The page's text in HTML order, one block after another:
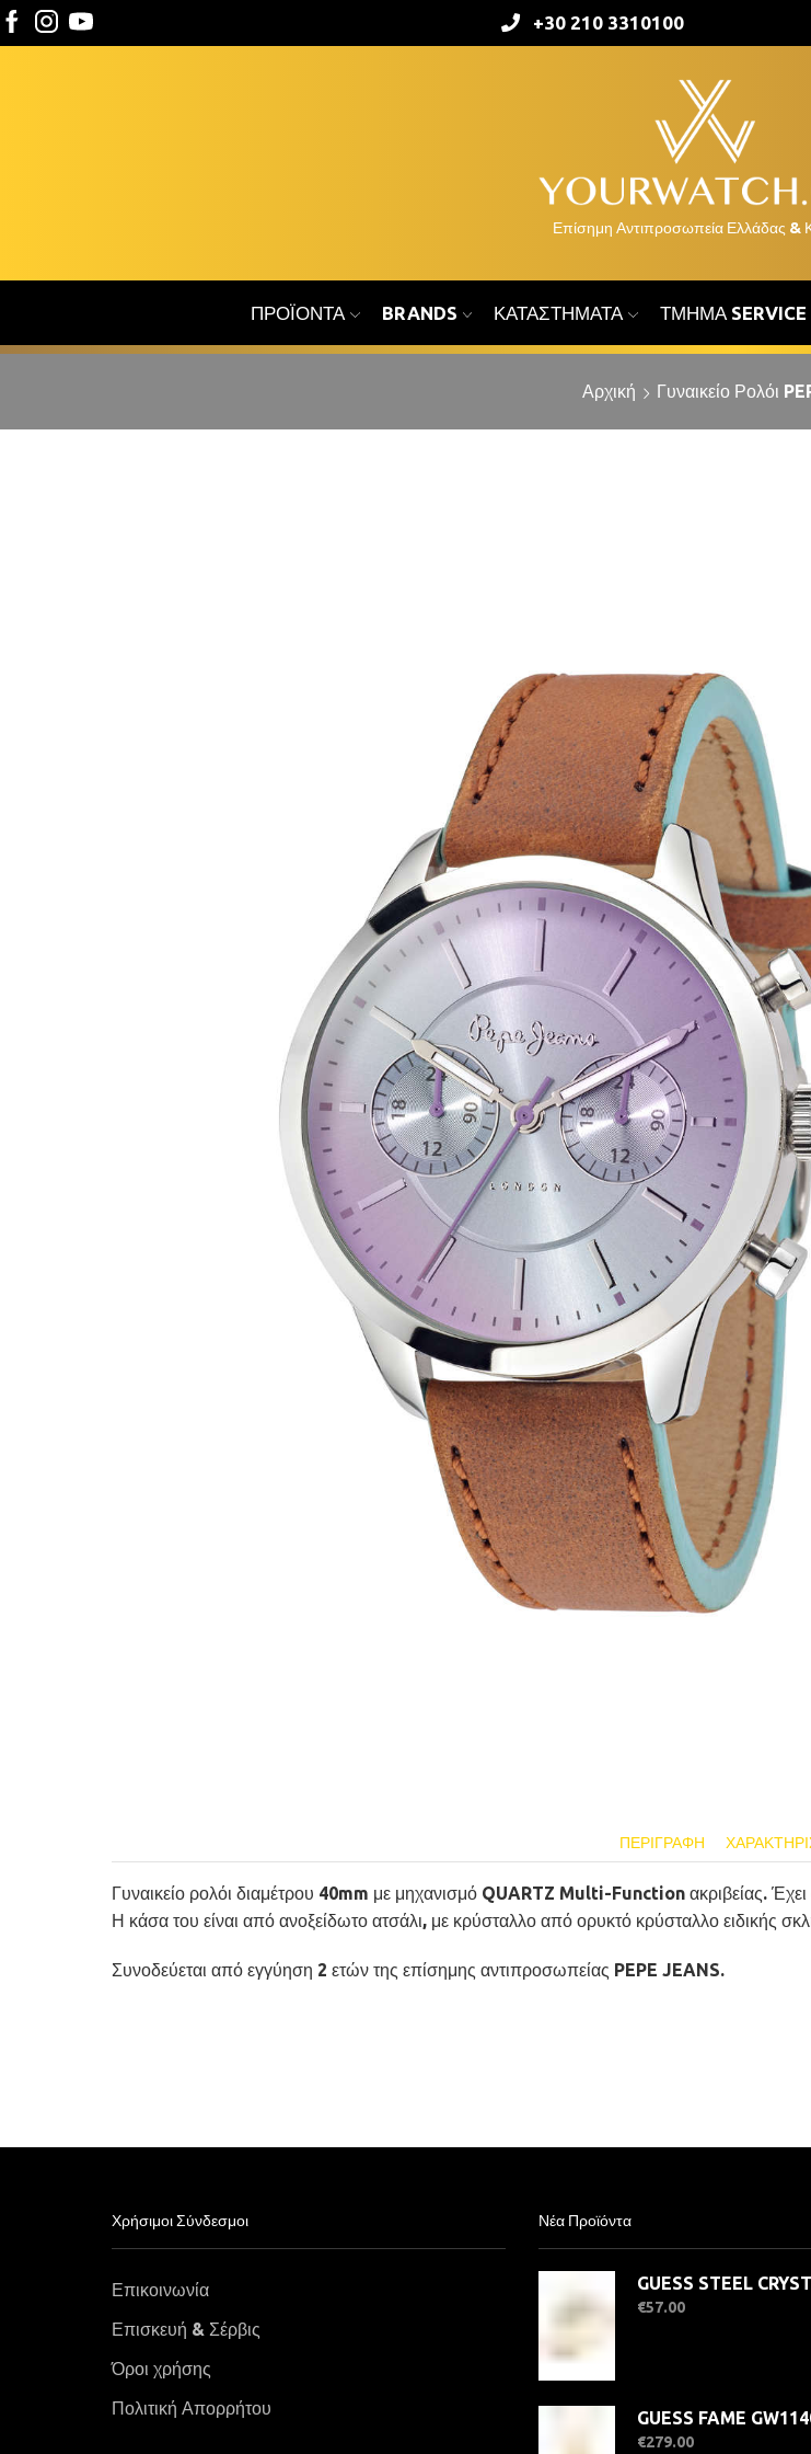
+30 210 3310100
ΠΡΟΪΌΝΤΑ BRANDS ΚΑΤΑΣΤΉΜΑΤΑ ΤΜΉΜΑ SERVICE
Αρχική Γυναικείο Ρολόι
ΠΕΡΙΓΡΑΦΉ
Γυναικείο ρολόι διαμέτρου 40mm με μηχανισμό QUARTZ Multi-Function ακριβείας. Έχει
Η κάσα του είναι από ανοξείδωτο ατσάλι, με κρύσταλλο από ορυκτό κρύσταλλο ειδικής
Συνοδεύεται από εγγύηση 2 ετών της επίσημης αντιπροσωπείας PEPE JEANS.
Χρήσιμοι Σύνδεσμοι
Επικοινωνία
Επισκευή & Σέρβις
Όροι χρήσης
Πολιτική Απορρήτου
Νέα Προϊόντα
€57.00
€279.00